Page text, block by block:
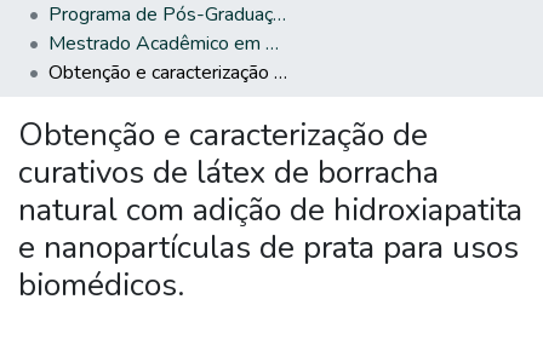
Programa de Pós-Graduação em Biotecnologia
Mestrado Acadêmico em Biotecnologia
Obtenção e caracterização de curativos de látex de borracha natural com adição de hidroxiapatita e nanopartículas de prata para usos biomédicos.
Obtenção e caracterização de
curativos de látex de borracha
natural com adição de hidroxiapatita
e nanopartículas de prata para usos
biomédicos.